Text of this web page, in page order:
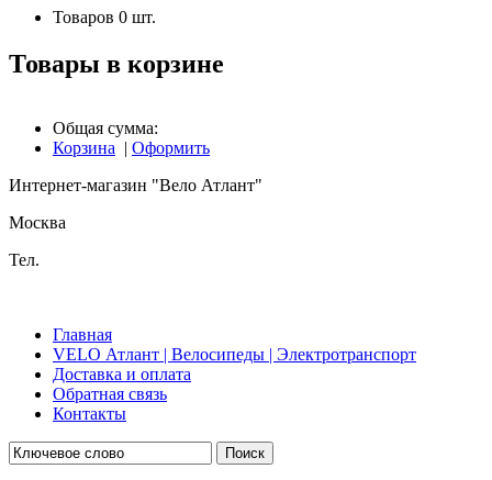
Товаров 0 шт.
Товары в корзине
Общая сумма:
Корзина | Оформить
Интернет-магазин "Вело Атлант"
Москва
Тел.
Главная
VELO Атлант | Велосипеды | Электротранспорт
Доставка и оплата
Обратная связь
Контакты
Поиск